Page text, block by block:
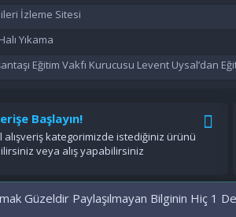
İzleme Sitesi
Yıkama
Eğitim Vakfı Kurucusu Levent Uysal’dan
Başlayın!
alışveriş kategorimizde istediğiniz ürünü
veya alış yapabilirsiniz
Güzeldir Paylaşılmayan Bilginin Hiç 1